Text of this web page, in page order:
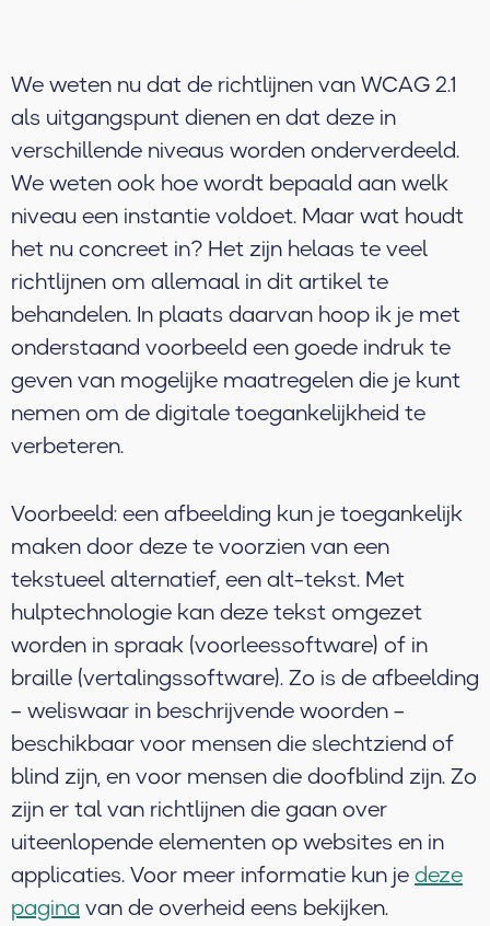
We weten nu dat de richtlijnen van WCAG 2.1
als uitgangspunt dienen en dat deze in
verschillende niveaus worden onderverdeeld.
We weten ook hoe wordt bepaald aan welk
niveau een instantie voldoet. Maar wat houdt
het nu concreet in? Het zijn helaas te veel
richtlijnen om allemaal in dit artikel te
behandelen. In plaats daarvan hoop ik je met
onderstaand voorbeeld een goede indruk te
geven van mogelijke maatregelen die je kunt
nemen om de digitale toegankelijkheid te
verbeteren.
Voorbeeld: een afbeelding kun je toegankelijk
maken door deze te voorzien van een
tekstueel alternatief, een alt-tekst. Met
hulptechnologie kan deze tekst omgezet
worden in spraak (voorleessoftware) of in
braille (vertalingssoftware). Zo is de afbeelding
– weliswaar in beschrijvende woorden –
beschikbaar voor mensen die slechtziend of
blind zijn, en voor mensen die doofblind zijn. Zo
zijn er tal van richtlijnen die gaan over
uiteenlopende elementen op websites en in
applicaties. Voor meer informatie kun jedeze
paginavan de overheid eens bekijken.